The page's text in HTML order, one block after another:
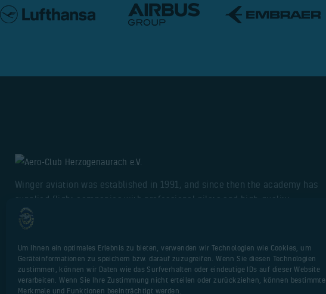
Um Ihnen ein optimales Erlebnis zu bieten, verwenden wir Technologien wie Cookies, um
Geräteinformationen zu speichern bzw. darauf zuzugreifen. Wenn Sie diesen Technologien
zustimmen, können wir Daten wie das Surfverhalten oder eindeutige IDs auf dieser Website
verarbeiten. Wenn Sie Ihre Zustimmung nicht erteilen oder zurückziehen, können bestimmte
Merkmale und Funktionen beeinträchtigt werden.
Winger aviation was established in 1991, and since then the academy has
supplied flight companies with professional pilots and high-quality
training services.
AncoraThemes© 2026. All Rights Reserved.